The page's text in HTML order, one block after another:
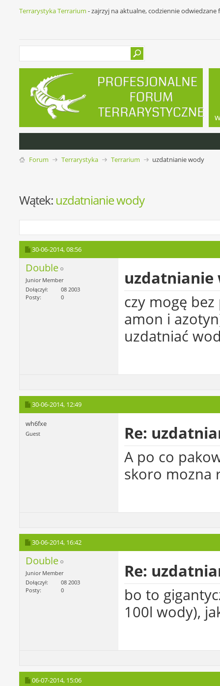
Terrarystyka Terrarium - zajrzyj na aktualne, codziennie
Forum Terrarystyka Terrarium uzdatnianie wody
Wątek: uzdatnianie wody
30-06-2014,08:56
Double
Junior Member
Dołączył
08 2003
Posty
0
uzdatnianie
czy mogę
amon i
uzdatniać
30-06-2014, 12:49
wh6fxe
Guest Re:
A po co
skoro mozna
30-06-2014, 16:42
Double
Junior Member
Dołączył
08 2003
Posty
0
Re:
bo to
100l wody),
06-07-2014, 15:06